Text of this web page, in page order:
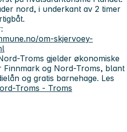
nord, i underkant av 2 timer
om-skjervoey-
Troms gjelder økonomiske
og Nord-Troms, blant
og gratis barnehage. Les
Troms - Troms